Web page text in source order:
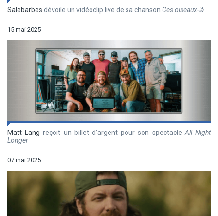
Salebarbes dévoile un vidéoclip live de sa chanson Ces oiseaux-là
15 mai 2025
Matt Lang reçoit un billet d’argent pour son spectacleAll Night
Longer
07 mai 2025